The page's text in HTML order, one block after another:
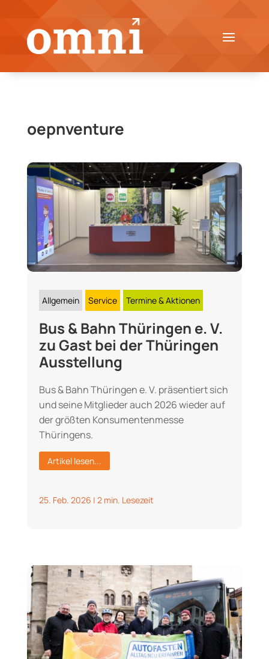
oepnventure
Allgemein Service Termine & Aktionen
Bus & Bahn Thüringen e. V.
zu Gast bei der Thüringen
Ausstellung
Bus & Bahn Thüringen e. V. präsentiert sich
und seine Mitglieder auch 2026 wieder auf
der größten Konsumentenmesse
Thüringens.
Artikel lesen...
25. Feb. 2026 | 2 min. Lesezeit